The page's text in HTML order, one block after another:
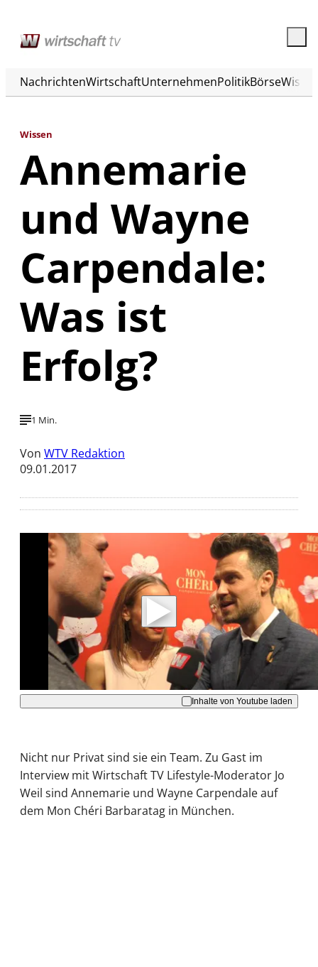
NachrichtenWirtschaftUnternehmenPolitikBörse
Wissen
Annemarie
und Wayne
Carpendale:
Was ist
Erfolg?
1 Min.
Von WTV Redaktion
09.01.2017
Mit der Wiedergabe dieses Videos werden
Daten an Youtube übertragen.
Hinweise dazu erhalten Sie in der Datenschutzerklärung
Akzeptieren
Inhalte von Youtube laden
Nicht nur Privat sind sie ein Team. Zu Gast im
Interview mit Wirtschaft TV Lifestyle-Moderator Jo
Weil sind Annemarie und Wayne Carpendale auf
dem Mon Chéri Barbaratag in München.